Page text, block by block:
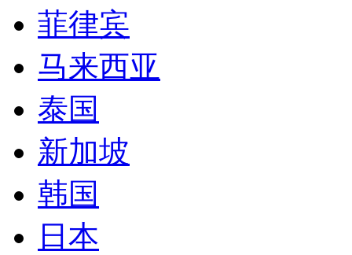
菲律宾
马来西亚
泰国
新加坡
韩国
日本